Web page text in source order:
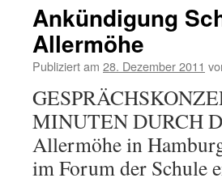
Ankündigung
Allermöhe
Publiziert am 28. Dezember 2011
MINUTEN DURCH
Allermöhe in
im Forum der Schule